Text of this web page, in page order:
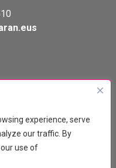
experience, serve
our traffic. By
use of
2026